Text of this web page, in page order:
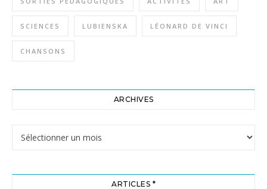
SCIENCES LUBIENSKA LÉONARD DE VINCI
CHANSONS
ARCHIVES
ARTICLES *